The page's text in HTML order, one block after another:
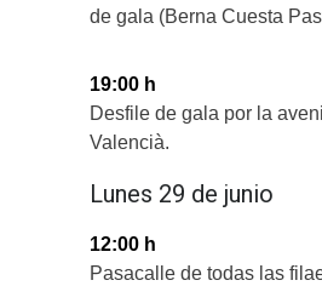
de gala (Berna Cuesta
19:00 h
Desfile de gala por la
Valencià.
Lunes 29 de junio
12:00 h
Pasacalle de todas las